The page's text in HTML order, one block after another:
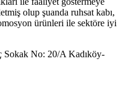
olup şuanda ruhsat kabı,
ürünleri ile sektöre iyi
Sokak No: 20/A Kadıköy-